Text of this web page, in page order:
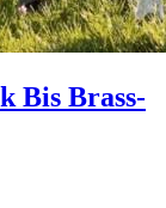
Bis Brass-